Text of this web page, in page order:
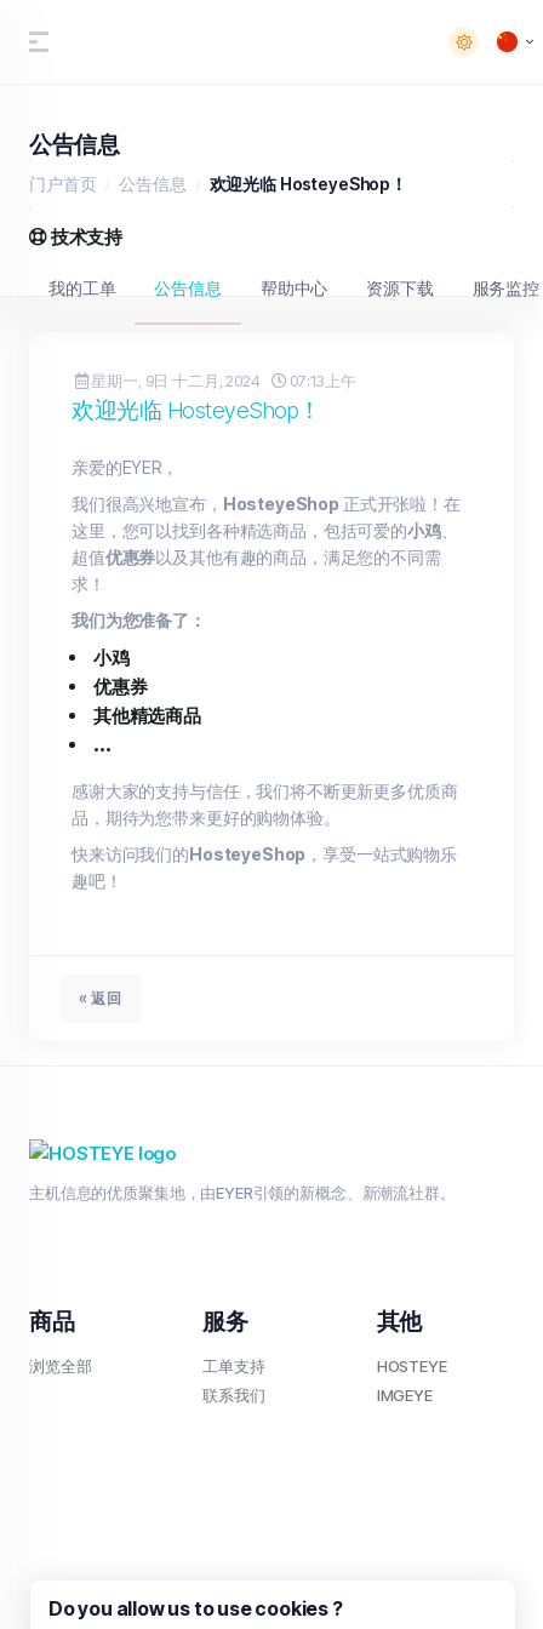
公告信息
门户首页 公告信息 欢迎光临 HosteyeShop！
技术支持
我的工单 公告信息 帮助中心 资源下载 服务监控
星期一, 9日 十二月, 2024 07:13上午
欢迎光临 HosteyeShop！
亲爱的EYER，
我们很高兴地宣布， HosteyeShop 正式开张啦！在
这里，您可以找到各种精选商品，包括可爱的小鸡、
超值优惠券以及其他有趣的商品，满足您的不同需
求！
我们为您准备了：
小鸡
优惠券
其他精选商品
...
感谢大家的支持与信任，我们将不断更新更多优质商
品，期待为您带来更好的购物体验。
快来访问我们的HosteyeShop ，享受一站式购物乐
趣吧！
« 返回
主机信息的优质聚集地，由EYER引领的新概念、新潮流社群。
商品
浏览全部
服务
工单支持
联系我们
其他
HOSTEYE
IMGEYE
Do you allow us to use cookies ?